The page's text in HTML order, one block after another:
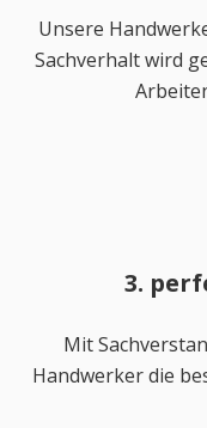
Unsere
Sachverhalt wird
3.
Mit
Handwerker die